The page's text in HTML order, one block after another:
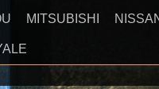
MITSUBISHI